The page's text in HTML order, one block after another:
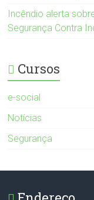
Incêndio alerta
Segurança Contra
Cursos
e-social
Notícias
Segurança